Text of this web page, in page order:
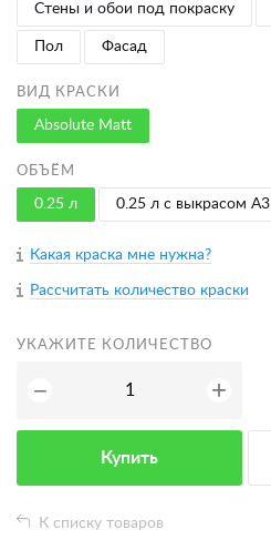
Стены и обои под покраску
Пол Фасад
ВИД КРАСКИ
Absolute Matt
ОБЪЁМ
0.25 л 0.25 л с выкрасом A3
Какая краска мне нужна?
Рассчитать количество краски
УКАЖИТЕ КОЛИЧЕСТВО
− +
Купить
К списку товаров